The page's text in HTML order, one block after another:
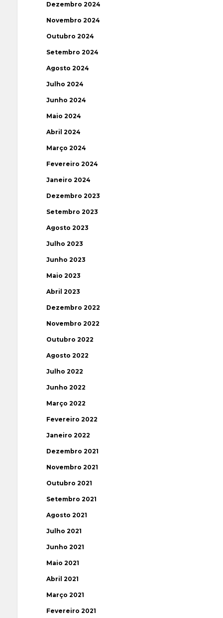
Dezembro 2024
Novembro 2024
Outubro 2024
Setembro 2024
Agosto 2024
Julho 2024
Junho 2024
Maio 2024
Abril 2024
Março 2024
Fevereiro 2024
Janeiro 2024
Dezembro 2023
Setembro 2023
Agosto 2023
Julho 2023
Junho 2023
Maio 2023
Abril 2023
Dezembro 2022
Novembro 2022
Outubro 2022
Agosto 2022
Julho 2022
Junho 2022
Março 2022
Fevereiro 2022
Janeiro 2022
Dezembro 2021
Novembro 2021
Outubro 2021
Setembro 2021
Agosto 2021
Julho 2021
Junho 2021
Maio 2021
Abril 2021
Março 2021
Fevereiro 2021